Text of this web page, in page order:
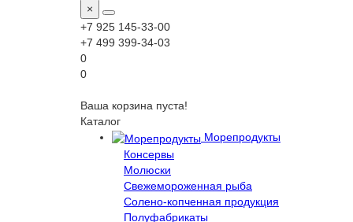
×
+7 925 145-33-00
+7 499 399-34-03
0
0
Ваша корзина пуста!
Каталог
Морепродукты
Консервы
Молюски
Свежемороженная рыба
Солено-копченная продукция
Полуфабрикаты